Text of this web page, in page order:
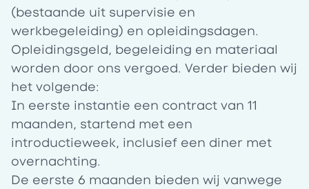
(bestaande uit supervisie en
werkbegeleiding) en opleidingsdagen.
Opleidingsgeld, begeleiding en materiaal
worden door ons vergoed. Verder bieden wij
het volgende:
In eerste instantie een contract van 11
maanden, startend met een
introductieweek, inclusief een diner met
overnachting.
De eerste 6 maanden bieden wij vanwege